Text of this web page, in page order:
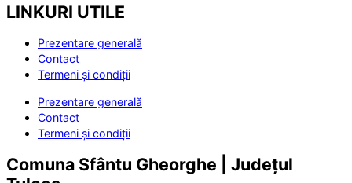
LINKURI UTILE
Prezentare generală
Contact
Termeni și condiții
Prezentare generală
Contact
Termeni și condiții
Comuna Sfântu Gheorghe | Județul